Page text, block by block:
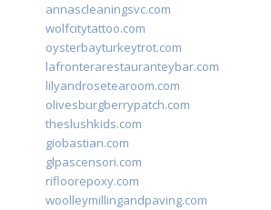
annascleaningsvc.com
wolfcitytattoo.com
oysterbayturkeytrot.com
lafronterarestauranteybar.com
lilyandrosetearoom.com
olivesburgberrypatch.com
theslushkids.com
giobastian.com
glpascensori.com
rifloorepoxy.com
woolleymillingandpaving.com